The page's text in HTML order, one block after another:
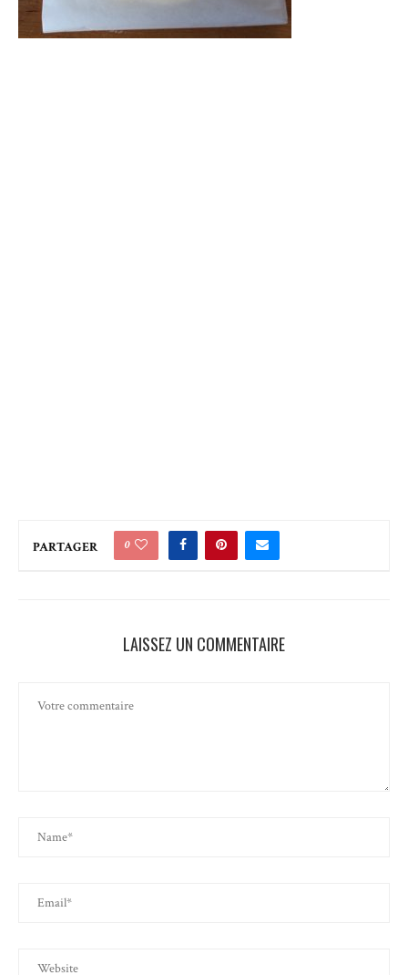
PARTAGER 0
LAISSEZ UN COMMENTAIRE